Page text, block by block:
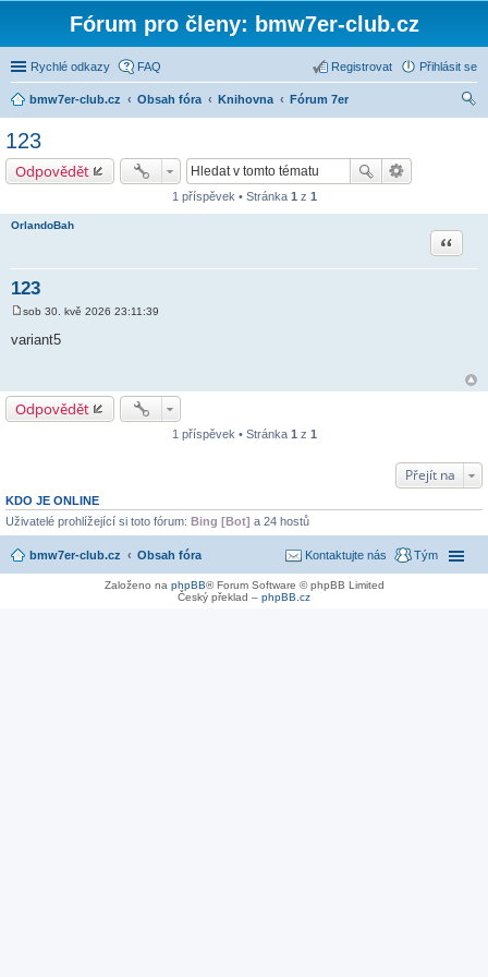
Fórum pro členy: bmw7er-club.cz
Rychlé odkazy FAQ Přihlásit se
Registrovat
bmw7er-club.cz Obsah fóra Knihovna
Fórum 7er
123
Odpovědět
1 příspěvek • Stránka 1 z 1
OrlandoBah
123
Citace
í
v
e
k
sob 30. kvě 2026 23:11:39
variant5
Odpovědět
1 příspěvek • Stránka 1 z 1
Přejít na
KDO JE ONLINE
Uživatelé prohlížející si toto fórum: Bing [Bot] a 24 hostů
bmw7er-club.cz Obsah fóra Tým
Kontaktujte nás
Založeno na phpBB® Forum Software © phpBB Limited
Český překlad – phpBB.cz